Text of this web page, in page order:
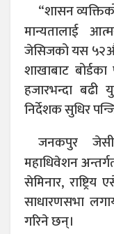
“शासन
मान्यतालाई
जेसिजको यस ५२औँ
शाखाबाट बोर्डका
हजारभन्दा बढी
निर्देशक सुधिर
जनकपुर
महाधिवेशन
सेमिनार,
साधारणसभा
गरिने छन्।